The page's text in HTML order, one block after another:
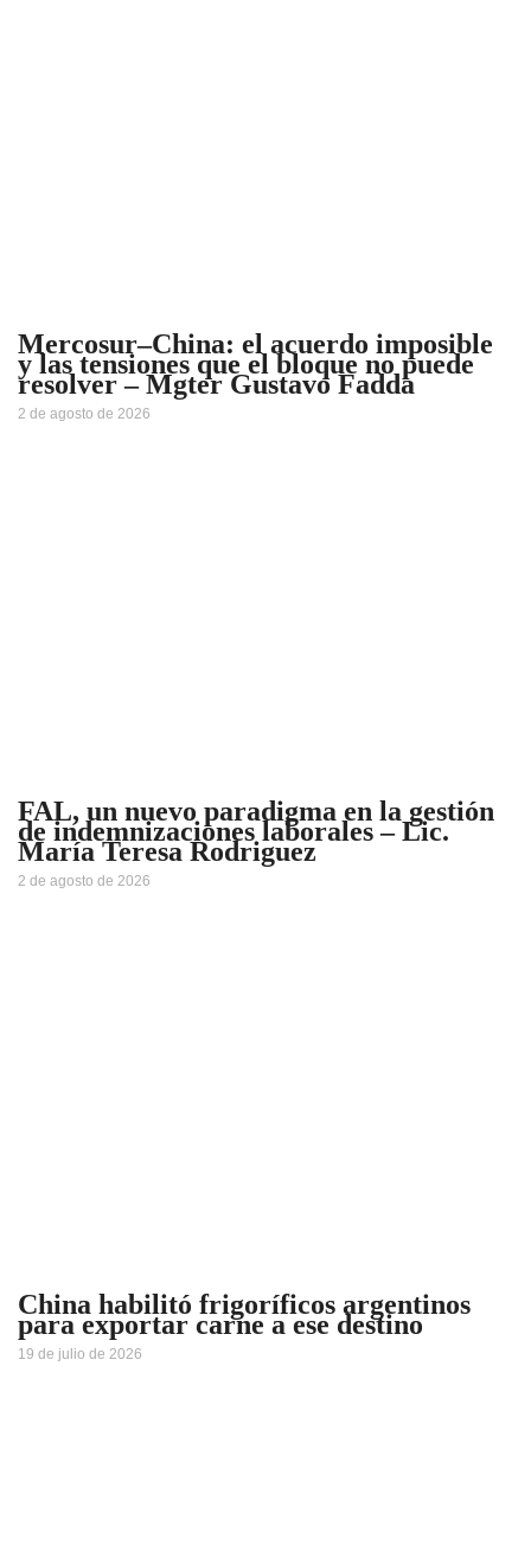
Mercosur–China: el acuerdo imposible
y las tensiones que el bloque no puede
resolver – Mgter Gustavo Fadda
2 de agosto de 2026
FAL, un nuevo paradigma en la gestión
de indemnizaciones laborales – Lic.
María Teresa Rodriguez
2 de agosto de 2026
China habilitó frigoríficos argentinos
para exportar carne a ese destino
19 de julio de 2026